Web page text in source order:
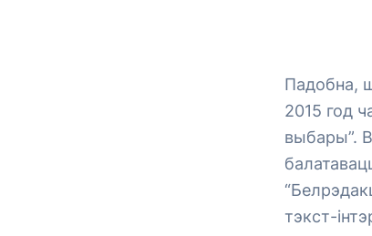
Падобна,
2015 год
выбары”.
тэкст-